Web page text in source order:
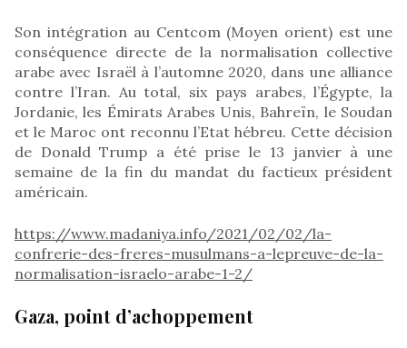
Son intégration au Centcom (Moyen orient) est une
conséquence directe de la normalisation collective
arabe avec Israël à l’automne 2020, dans une alliance
contre l’Iran. Au total, six pays arabes, l’Égypte, la
Jordanie, les Émirats Arabes Unis, Bahreïn, le Soudan
et le Maroc ont reconnu l’Etat hébreu. Cette décision
de Donald Trump a été prise le 13 janvier à une
semaine de la fin du mandat du factieux président
américain.
https://www.madaniya.info/2021/02/02/la-
confrerie-des-freres-musulmans-a-lepreuve-de-la-
normalisation-israelo-arabe-1-2/
Gaza, point d’achoppement